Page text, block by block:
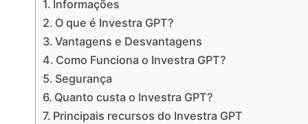
Informações
O que é Investra GPT?
Vantagens e Desvantagens
Como Funciona o Investra GPT?
Segurança
Quanto custa o Investra GPT?
Principais recursos do Investra GPT